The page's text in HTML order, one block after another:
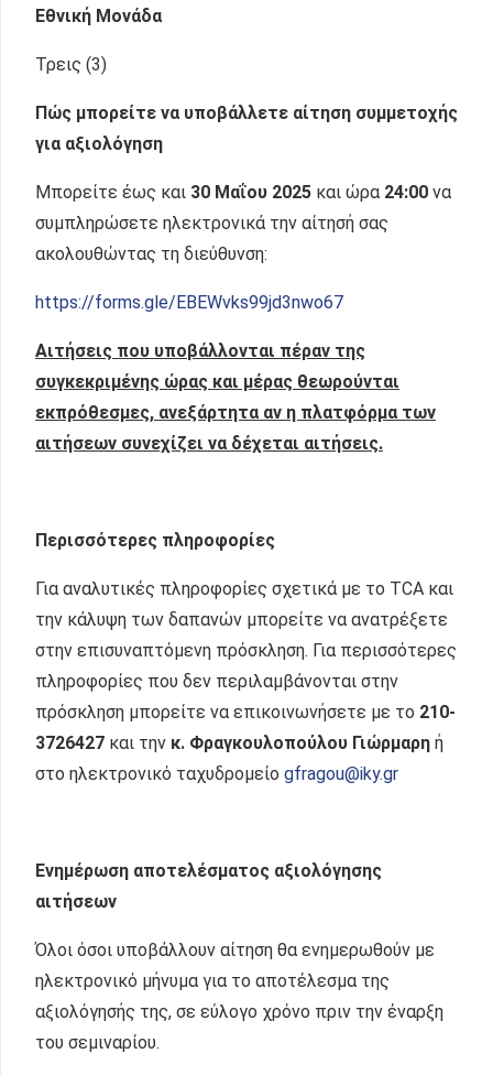
Εθνική Μονάδα
Τρεις (3)
Πώς μπορείτε να υποβάλλετε αίτηση συμμετοχής
για αξιολόγηση
Μπορείτε έως και 30 Μαΐου 2025 και ώρα 24:00 να
συμπληρώσετε ηλεκτρονικά την αίτησή σας
ακολουθώντας τη διεύθυνση:
https://forms.gle/EBEWvks99jd3nwo67
Αιτήσεις που υποβάλλονται πέραν της
συγκεκριμένης ώρας και μέρας θεωρούνται
εκπρόθεσμες, ανεξάρτητα αν η πλατφόρμα των
αιτήσεων συνεχίζει να δέχεται αιτήσεις.
Περισσότερες πληροφορίες
Για αναλυτικές πληροφορίες σχετικά με το TCA και
την κάλυψη των δαπανών μπορείτε να ανατρέξετε
στην επισυναπτόμενη πρόσκληση. Για περισσότερες
πληροφορίες που δεν περιλαμβάνονται στην
πρόσκληση μπορείτε να επικοινωνήσετε με το 210-
3726427 και την κ. Φραγκουλοπούλου Γιώρμαρη ή
στο ηλεκτρονικό ταχυδρομείο gfragou@iky.gr
Ενημέρωση αποτελέσματος αξιολόγησης
αιτήσεων
Όλοι όσοι υποβάλλουν αίτηση θα ενημερωθούν με
ηλεκτρονικό μήνυμα για το αποτέλεσμα της
αξιολόγησής της, σε εύλογο χρόνο πριν την έναρξη
του σεμιναρίου.